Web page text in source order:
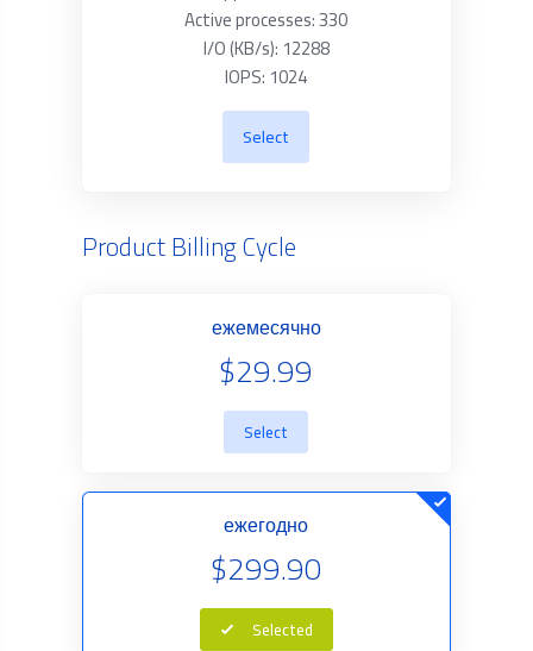
Active processes: 330
I/O (KB/s): 12288
IOPS: 1024
Select
Product Billing Cycle
ежемесячно
$29.99
Select
ежегодно
$299.90
Selected